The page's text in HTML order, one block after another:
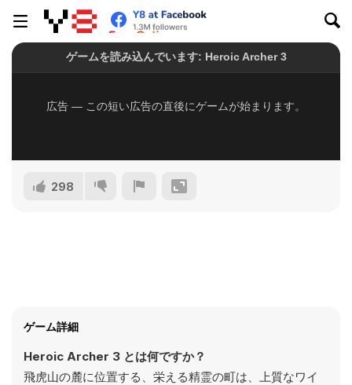
298
ゲーム詳細
Heroic Archer 3 とは何ですか？
飛虎山の麓に位置する、栄える精霊の町は、上質なワイ